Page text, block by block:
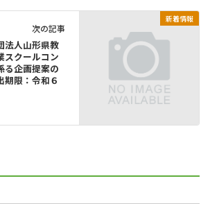
新着情報
次の記事
法人山形県教
スクールコン
る企画提案の
期限：令和６